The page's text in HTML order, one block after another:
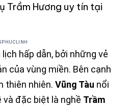
Trầm Hương uy tín tại
hấp dẫn, bởi những vẻ
của vùng miền. Bên cạnh
thiên nhiên. Vũng Tàu nổi
và đặc biệt là nghề Trầm